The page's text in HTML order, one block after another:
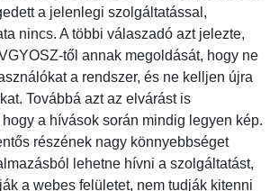
a jelenlegi szolgáltatással,
nincs. A többi válaszadó azt jelezte,
től annak megoldását, hogy ne
a rendszer, és ne kelljen újra
Továbbá azt az elvárást is
a hívások során mindig legyen kép.
részének nagy könnyebbséget
lehetne hívni a szolgáltatást,
a webes felületet, nem tudják kitenni